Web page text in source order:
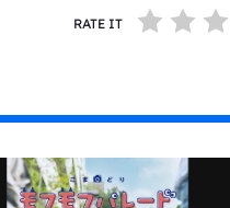
RATE IT